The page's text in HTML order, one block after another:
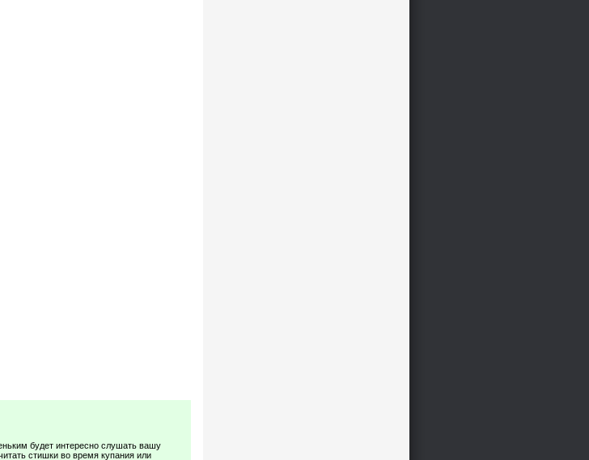
будет интересно слушать вашу
стишки во время купания или